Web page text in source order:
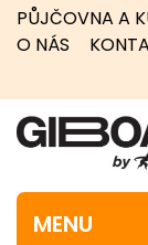
PŮJČOVNA A
O NÁS
MENU